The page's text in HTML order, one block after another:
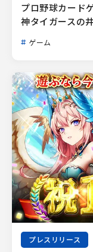
プロ野球カード
神タイガースの
ゲーム
プレスリリース